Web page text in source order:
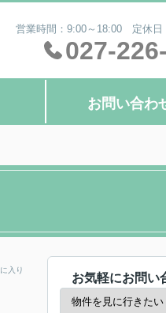
営業時間：9:00～18:00 定休日
027-
お問い合わ
入り
お気軽にお問い